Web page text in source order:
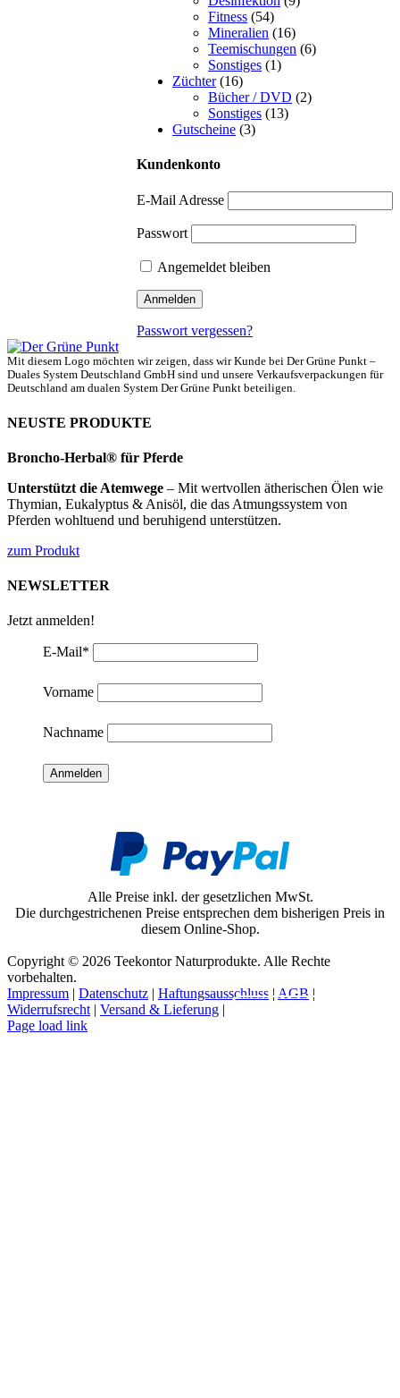
Fitness (54)
Mineralien (16)
Teemischungen (6)
Sonstiges (1)
Züchter (16)
Bücher / DVD (2)
Sonstiges (13)
Gutscheine (3)
Kundenkonto
E-Mail Adresse
Passwort
Angemeldet bleiben
Passwort vergessen?
Mit diesem Logo möchten wir zeigen, dass wir Kunde bei Der Grüne Punkt –
Duales System Deutschland GmbH sind und unsere Verkaufsverpackungen für
Deutschland am dualen System Der Grüne Punkt beteiligen.
NEUSTE PRODUKTE
Broncho-Herbal® für Pferde
Unterstützt die Atemwege – Mit wertvollen ätherischen Ölen wie
Thymian, Eukalyptus & Anisöl, die das Atmungssystem von
Pferden wohltuend und beruhigend unterstützen.
zum Produkt
NEWSLETTER
Jetzt anmelden!
E-Mail*
Vorname
Nachname
Alle Preise inkl. der gesetzlichen MwSt.
Die durchgestrichenen Preise entsprechen dem bisherigen Preis in
diesem Online-Shop.
Copyright © 2026 Teekontor Naturprodukte. Alle Rechte
vorbehalten.
Impressum | Datenschutz | Haftungsausschluss | AGB |
Widerrufsrecht | Versand & Lieferung |
Page load link